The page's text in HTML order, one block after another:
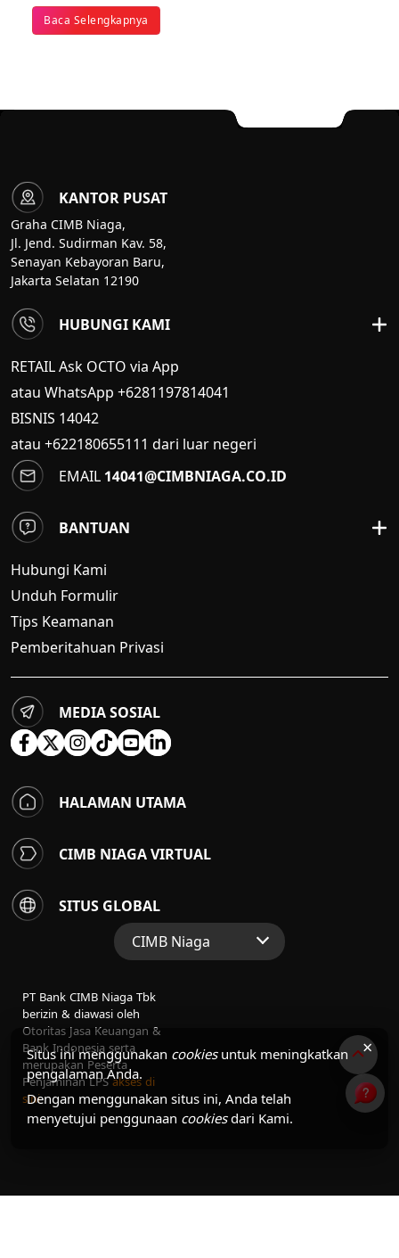
×
Situs ini menggunakan cookiesuntuk meningkatkan
pengalaman Anda.
Dengan menggunakan situs ini, Anda telah
menyetujui penggunaan cookiesdari Kami.
Baca Selengkapnya
KANTOR PUSAT
Graha CIMB Niaga,
Jl. Jend. Sudirman Kav. 58,
Senayan Kebayoran Baru,
Jakarta Selatan 12190
HUBUNGI KAMI
RETAIL Ask OCTO via App
atau WhatsApp +6281197814041
BISNIS 14042
atau +622180655111 dari luar negeri
EMAIL 14041@CIMBNIAGA.CO.ID
BANTUAN
Hubungi Kami
Unduh Formulir
Tips Keamanan
Pemberitahuan Privasi
MEDIA SOSIAL
HALAMAN UTAMA
CIMB NIAGA VIRTUAL
SITUS GLOBAL
CIMB Niaga
Perbankan Konsumen
Perbankan Syariah
PT Bank CIMB Niaga Tbk
berizin & diawasi oleh
Otoritas Jasa Keuangan &
Bank Indonesia serta
merupakan Peserta
Penjaminan LPSakses di
sini